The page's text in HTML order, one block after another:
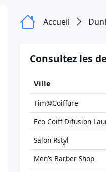
Accueil
Consultez les
Ville
Tim@Coiffure
Eco Coiff Difusion
Salon Rstyl
Men’s Barber Shop